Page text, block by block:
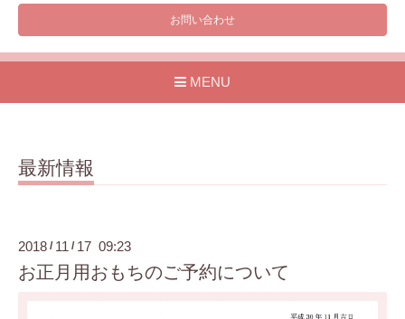
お問い合わせ
MENU
最新情報
2018 / 11 / 17 09:23
お正月用おもちのご予約について